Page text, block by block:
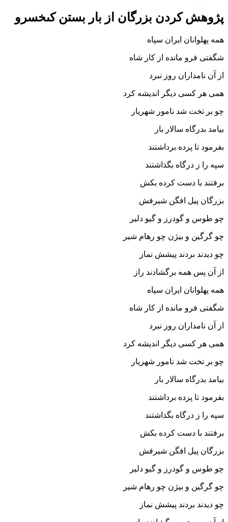
پژوهش کردن بزرگان از بار بستن کى‏خسرو
همه پهلوانان ایران سپاه
شگفتى فرو مانده از کار شاه‏
از آن نامداران روز نبرد
همى هر کسى دیگر اندیشه کرد
چو بر تخت شد نامور شهریار
بیامد بدرگاه سالار بار
بفرمود تا پرده برداشتند
سپه را ز درگاه بگذاشتند
برفتند با دست کرده بکش
بزرگان پیل افگن شیرفش‏
چو طوس و گودرز و گیو دلیر
چو گرگین و بیژن چو رهام شیر
چو دیدند بردند پیشش نماز
از آن پس همه برگشادند راز
همه پهلوانان ایران سپاه
شگفتى فرو مانده از کار شاه‏
از آن نامداران روز نبرد
همى هر کسى دیگر اندیشه کرد
چو بر تخت شد نامور شهریار
بیامد بدرگاه سالار بار
بفرمود تا پرده برداشتند
سپه را ز درگاه بگذاشتند
برفتند با دست کرده بکش
بزرگان پیل افگن شیرفش‏
چو طوس و گودرز و گیو دلیر
چو گرگین و بیژن چو رهام شیر
چو دیدند بردند پیشش نماز